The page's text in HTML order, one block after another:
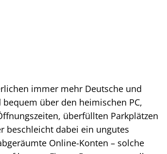
immer mehr Deutsche und
über den heimischen PC,
überfüllten Parkplätzen
beschleicht dabei ein ungutes
Online-Konten – solche